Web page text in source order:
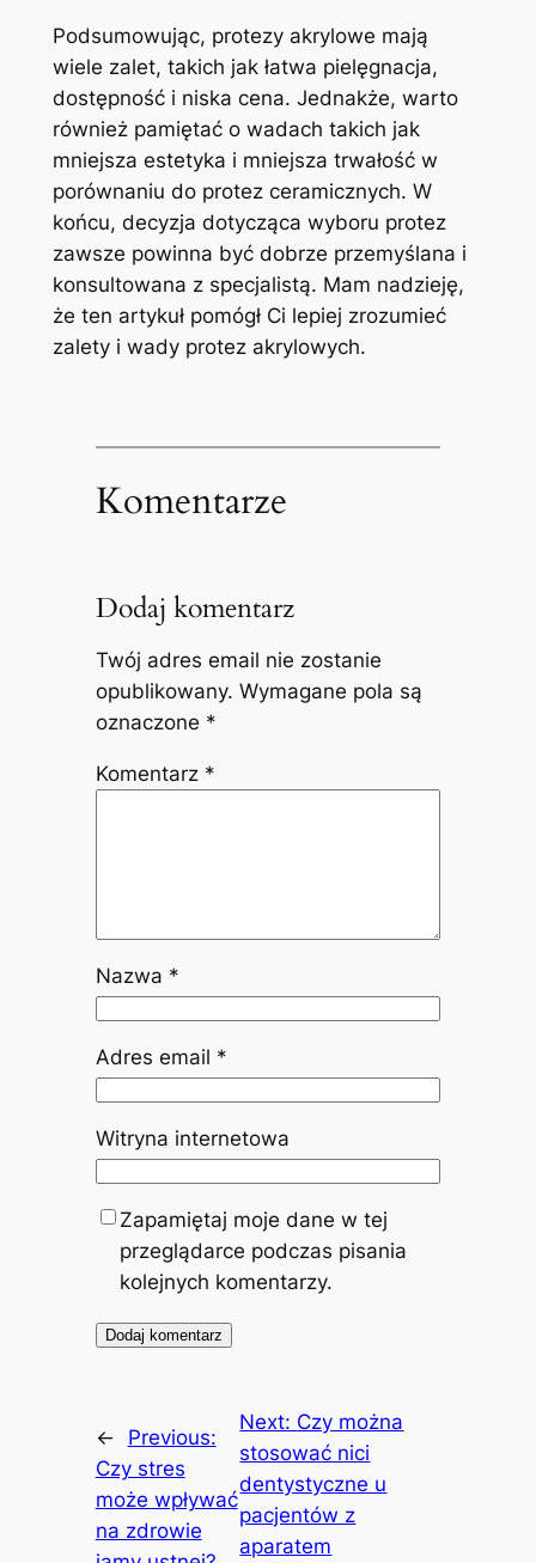
Podsumowując, protezy akrylowe mają
wiele ⁤zalet, takich​ jak łatwa pielęgnacja,
dostępność i niska cena. Jednakże, ​warto
również pamiętać o wadach takich jak
mniejsza estetyka i mniejsza trwałość w
porównaniu do protez ceramicznych. W
końcu, ‌decyzja dotycząca wyboru protez⁤
zawsze powinna⁢ być⁢ dobrze przemyślana i
konsultowana z specjalistą. Mam nadzieję, ​
że ten ‌artykuł pomógł Ci lepiej zrozumieć
zalety i⁢ wady protez ​akrylowych.
Komentarze
Dodaj komentarz
Twój adres email nie zostanie
opublikowany. Wymagane pola są
oznaczone *
Komentarz *
Nazwa *
Adres email *
Witryna internetowa
Zapamiętaj moje dane w tej
przeglądarce podczas pisania
kolejnych komentarzy.
←
Previous:
Czy stres
może wpływać
na zdrowie
Next: Czy można
stosować nici
dentystyczne u
pacjentów z
aparatem